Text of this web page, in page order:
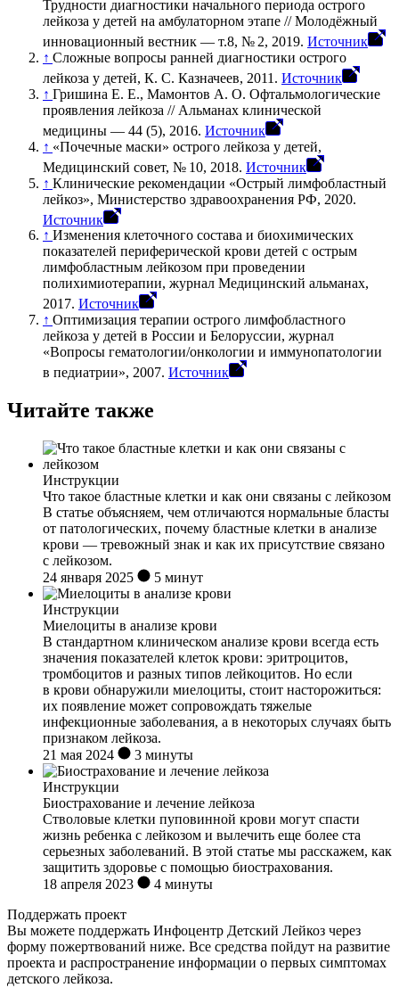
Трудности диагностики начального периода острого
лейкоза у детей на амбулаторном этапе // Молодёжный
инновационный вестник — т.8, № 2, 2019. Источник
↑ Сложные вопросы ранней диагностики острого
лейкоза у детей, К. С. Казначеев, 2011. Источник
↑ Гришина Е. Е., Мамонтов А. О. Офтальмологические
проявления лейкоза // Альманах клинической
медицины — 44 (5), 2016. Источник
↑ «Почечные маски» острого лейкоза у детей,
Медицинский совет, № 10, 2018. Источник
↑ Клинические рекомендации «Острый лимфобластный
лейкоз», Министерство здравоохранения РФ, 2020.
Источник
↑ Изменения клеточного состава и биохимических
показателей периферической крови детей с острым
лимфобластным лейкозом при проведении
полихимиотерапии, журнал Медицинский альманах,
2017. Источник
↑ Оптимизация терапии острого лимфобластного
лейкоза у детей в России и Белоруссии, журнал
«Вопросы гематологии/онкологии и иммунопатологии
в педиатрии», 2007. Источник
Читайте также
Инструкции
Что такое бластные клетки и как они связаны с лейкозом
В статье объясняем, чем отличаются нормальные бласты
от патологических, почему бластные клетки в анализе
крови — тревожный знак и как их присутствие связано
с лейкозом.
24 января 2025
5 минут
Инструкции
Миелоциты в анализе крови
В стандартном клиническом анализе крови всегда есть
значения показателей клеток крови: эритроцитов,
тромбоцитов и разных типов лейкоцитов. Но если
в крови обнаружили миелоциты, стоит насторожиться:
их появление может сопровождать тяжелые
инфекционные заболевания, а в некоторых случаях быть
признаком лейкоза.
21 мая 2024
3 минуты
Инструкции
Биострахование и лечение лейкоза
Стволовые клетки пуповинной крови могут спасти
жизнь ребенка с лейкозом и вылечить еще более ста
серьезных заболеваний. В этой статье мы расскажем, как
защитить здоровье с помощью биострахования.
18 апреля 2023
4 минуты
Поддержать проект
Вы можете поддержать Инфоцентр Детский Лейкоз через
форму пожертвований ниже. Все средства пойдут на развитие
проекта и распространение информации о первых симптомах
детского лейкоза.